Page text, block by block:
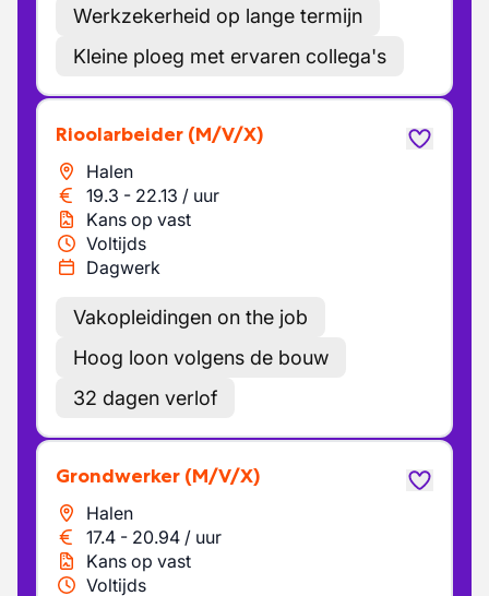
Werkzekerheid op lange termijn
Kleine ploeg met ervaren collega's
Rioolarbeider (M/V/X)
Halen
19.3 - 22.13 / uur
Kans op vast
Voltijds
Dagwerk
Vakopleidingen on the job
Hoog loon volgens de bouw
32 dagen verlof
Grondwerker (M/V/X)
Halen
17.4 - 20.94 / uur
Kans op vast
Voltijds